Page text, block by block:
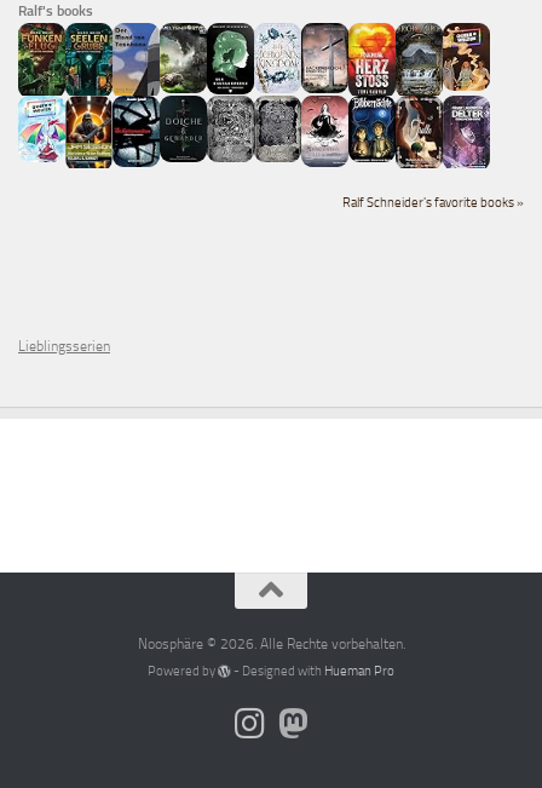
Ralf's books
Ralf Schneider's favorite books »
Lieblingsserien
Noosphäre © 2026. Alle Rechte vorbehalten.
Powered by - Designed with Hueman Pro